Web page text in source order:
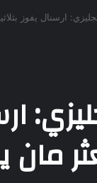
ارسنال يفوز
مان